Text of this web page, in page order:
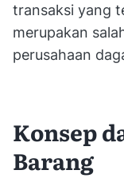
transaksi yang
merupakan
perusahaan
Konsep
Barang